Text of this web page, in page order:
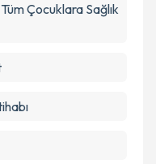
Çocuklara Sağlık